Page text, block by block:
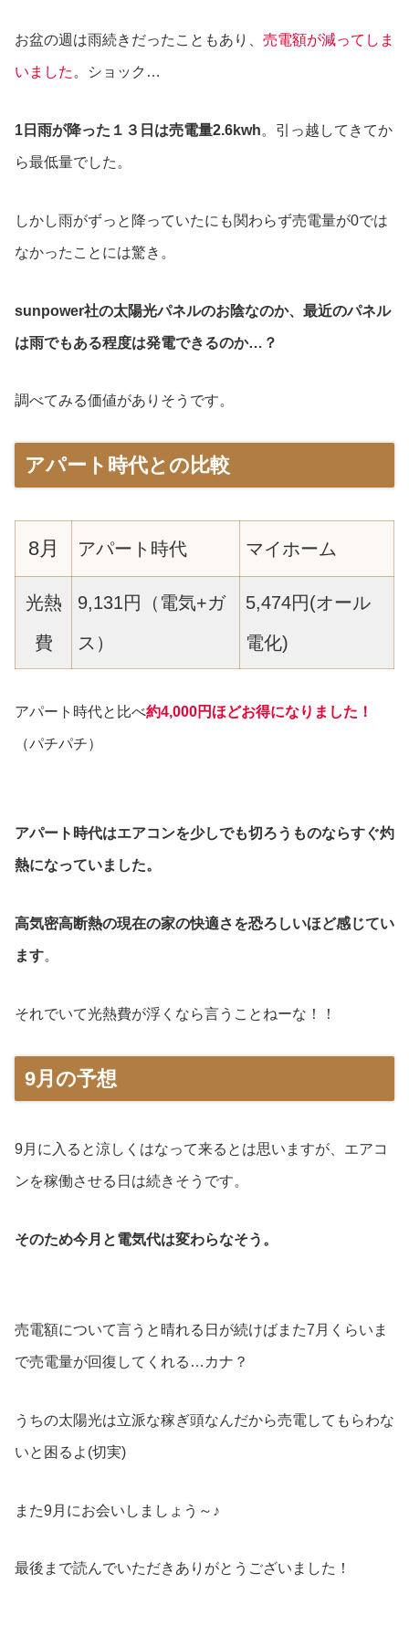
お盆の週は雨続きだったこともあり、 売電額が減ってしま
いました 。ショック…
1日雨が降った１３日は売電量2.6kwh。引っ越してきてか
ら最低量でした。
しかし雨がずっと降っていたにも関わらず売電量が0では
なかったことには驚き。
sunpower社の太陽光パネルのお陰なのか、最近のパネル
は雨でもある程度は発電できるのか…？
調べてみる価値がありそうです。
アパート時代との比較
8月 アパート時代 マイホーム
光熱
費
9,131円（電気+ガ
ス）
5,474円(オール
電化)
アパート時代と比べ約4,000円ほどお得になりました！
（パチパチ）
アパート時代はエアコンを少しでも切ろうものならすぐ灼
熱になっていました。
高気密高断熱の現在の家の快適さを恐ろしいほど感じてい
ます。
それでいて光熱費が浮くなら言うことねーな！！
9月の予想
9月に入ると涼しくはなって来るとは思いますが、エアコ
ンを稼働させる日は続きそうです。
そのため今月と電気代は変わらなそう。
売電額について言うと晴れる日が続けばまた7月くらいま
で売電量が回復してくれる…カナ？
うちの太陽光は立派な稼ぎ頭なんだから売電してもらわな
いと困るよ(切実)
また9月にお会いしましょう～♪
最後まで読んでいただきありがとうございました！